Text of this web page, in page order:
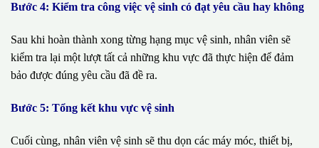
Bước 4: Kiểm tra công việc vệ sinh có đạt yêu cầu hay không
Sau khi hoàn thành xong từng hạng mục vệ sinh, nhân viên sẽ
kiểm tra lại một lượt tất cả những khu vực đã thực hiện để đảm
bảo được đúng yêu cầu đã đề ra.
Bước 5: Tổng kết khu vực vệ sinh
Cuối cùng, nhân viên vệ sinh sẽ thu dọn các máy móc, thiết bị,